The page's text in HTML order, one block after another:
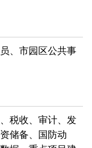
、市园区公共事
税收、审计、发
储备、国防动